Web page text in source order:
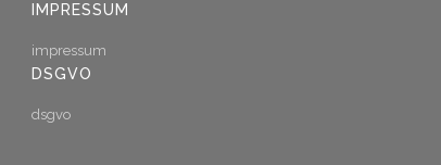
IMPRESSUM
impressum
DSGVO
dsgvo